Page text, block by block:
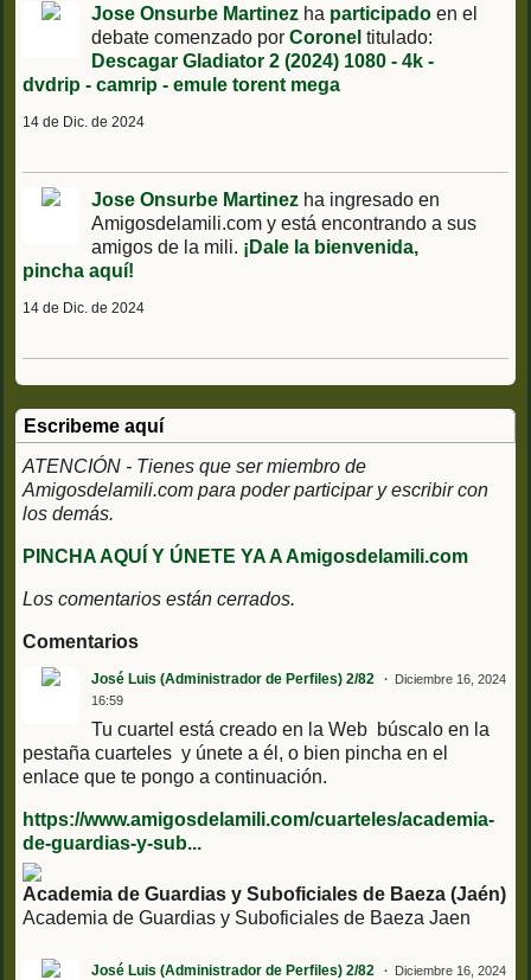
Jose Onsurbe Martinez ha participado en el
debate comenzado por Coronel titulado:
Descagar Gladiator 2 (2024) 1080 - 4k -
dvdrip - camrip - emule torent mega
14 de Dic. de 2024
Jose Onsurbe Martinez ha ingresado en
Amigosdelamili.com y está encontrando a sus
amigos de la mili. ¡Dale la bienvenida,
pincha aquí!
14 de Dic. de 2024
Escribeme aquí
ATENCIÓN - Tienes que ser miembro de
Amigosdelamili.com para poder participar y escribir con
los demás.
PINCHA AQUÍ Y ÚNETE YA A Amigosdelamili.com
Los comentarios están cerrados.
Comentarios
José Luis (Administrador de Perfiles) 2/82
Diciembre 16, 2024
16:59
Tu cuartel está creado en la Web búscalo en la
pestaña cuarteles y únete a él, o bien pincha en el
enlace que te pongo a continuación.
https://www.amigosdelamili.com/cuarteles/academia-
de-guardias-y-sub...
Academia de Guardias y Suboficiales de Baeza (Jaén)
Academia de Guardias y Suboficiales de Baeza Jaen
José Luis (Administrador de Perfiles) 2/82
Diciembre 16, 2024